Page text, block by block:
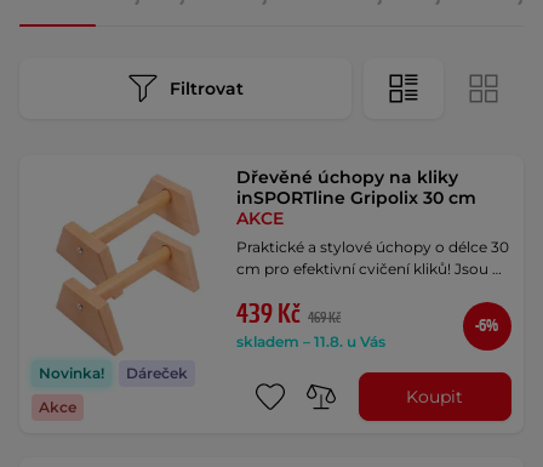
Filtrovat
Novinka!
Dáreček
Akce
Dřevěné úchopy na kliky
inSPORTline Gripolix 30 cm
AKCE
Praktické a stylové úchopy o délce 30
cm pro efektivní cvičení kliků! Jsou …
439 Kč 469 Kč
skladem – 11.8. u Vás
-6%
Koupit